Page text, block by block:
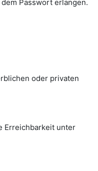
Passwort erlangen.
oder privaten
Erreichbarkeit unter